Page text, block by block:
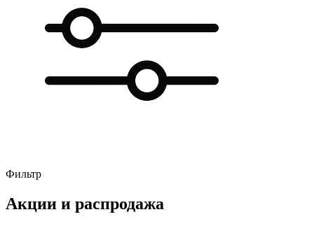
Фильтр
Акции и распродажа